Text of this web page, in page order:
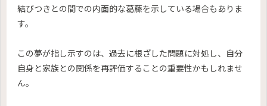
結びつきとの間での内面的な葛藤を示している場合もありま
す。
この夢が指し示すのは、過去に根ざした問題に対処し、自分
自身と家族との関係を再評価することの重要性かもしれませ
ん。